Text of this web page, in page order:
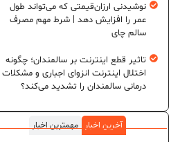
نوشیدنی ارزان‌قیمتی که می‌تواند طول
عمر را افزایش دهد | شرط مهم مصرف
سالم چای
تاثیر قطع اینترنت بر سالمندان؛ چگونه
اختلال اینترنت انزوای اجباری و مشکلات
درمانی سالمندان را تشدید می‌کند؟
آخرین اخبار
مهمترین اخبار